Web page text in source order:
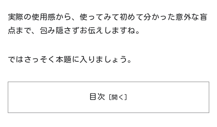
実際の使用感から、使ってみて初めて分かった意外な盲
点まで、包み隠さずお伝えしますね。
ではさっそく本題に入りましょう。
目次